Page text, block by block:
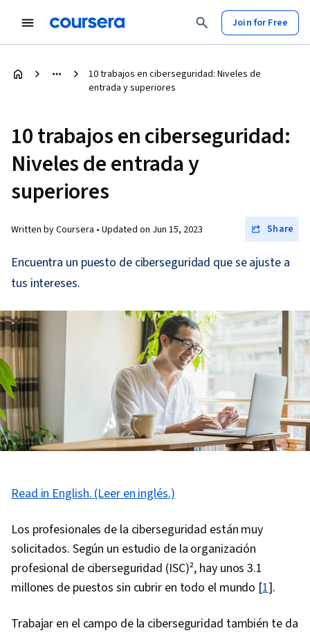
Join for Free
10 trabajos en ciberseguridad: Niveles de
entrada y superiores
10 trabajos en ciberseguridad:
Niveles de entrada y
superiores
Written by Coursera • Updated on Jun 15, 2023 Share
Encuentra un puesto de ciberseguridad que se ajuste a
tus intereses.
Read in English. (Leer en inglés.)
Los profesionales de la ciberseguridad están muy
solicitados. Según un estudio de la organización
profesional de ciberseguridad (ISC)², hay unos 3.1
millones de puestos sin cubrir en todo el mundo [1].
Trabajar en el campo de la ciberseguridad también te da